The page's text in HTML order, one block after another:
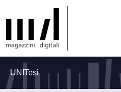
UNITesi